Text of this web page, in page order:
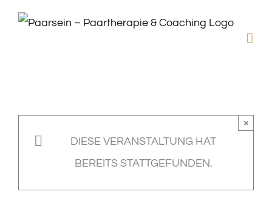
Zum
DIESE VERANSTALTUNG HAT
BEREITS STATTGEFUNDEN.
×